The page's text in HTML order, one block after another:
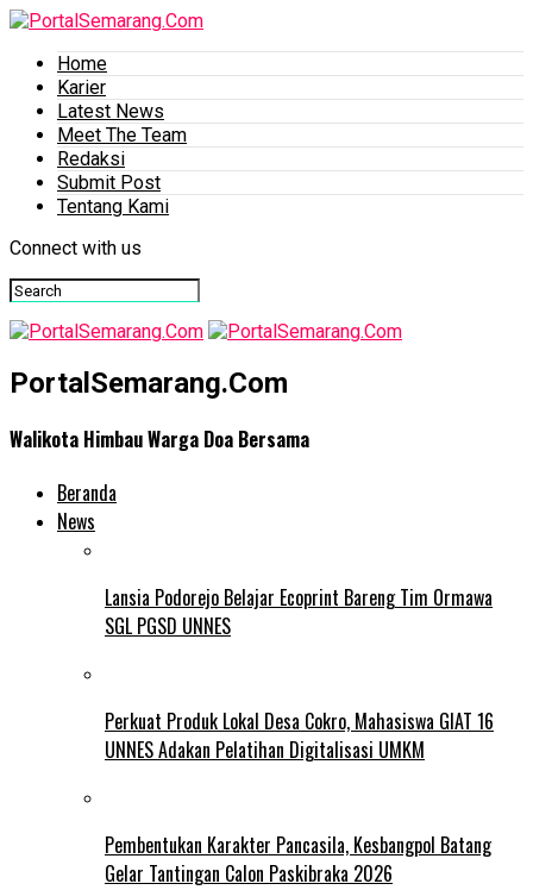
Home
Karier
Latest News
Meet The Team
Redaksi
Submit Post
Tentang Kami
Connect with us
PortalSemarang.Com
Walikota Himbau Warga Doa Bersama
Beranda
News
Lansia Podorejo Belajar Ecoprint Bareng Tim Ormawa
SGL PGSD UNNES
Perkuat Produk Lokal Desa Cokro, Mahasiswa GIAT 16
UNNES Adakan Pelatihan Digitalisasi UMKM
Pembentukan Karakter Pancasila, Kesbangpol Batang
Gelar Tantingan Calon Paskibraka 2026